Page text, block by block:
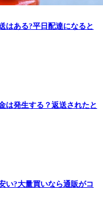
はある?平日配達になると
は発生する？返送されたと
い?大量買いなら通販がコ